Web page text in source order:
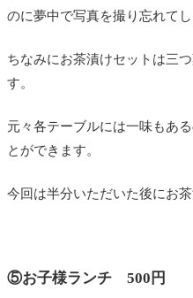
のに夢中で写真を撮り忘れてし
ちなみにお茶漬けセットは三
す。
元々各テーブルには一味もあ
とができます。
今回は半分いただいた後にお茶
⑤お子様ランチ 500円